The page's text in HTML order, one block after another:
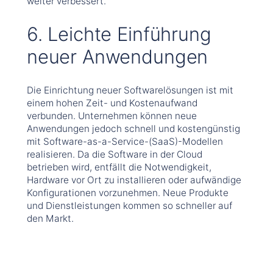
6. Leichte Einführung
neuer Anwendungen
Die Einrichtung neuer Softwarelösungen ist mit
einem hohen Zeit- und Kostenaufwand
verbunden. Unternehmen können neue
Anwendungen jedoch schnell und kostengünstig
mit Software-as-a-Service-(SaaS)-Modellen
realisieren. Da die Software in der Cloud
betrieben wird, entfällt die Notwendigkeit,
Hardware vor Ort zu installieren oder aufwändige
Konfigurationen vorzunehmen. Neue Produkte
und Dienstleistungen kommen so schneller auf
den Markt.